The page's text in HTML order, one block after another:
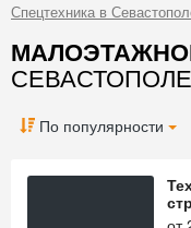
Спецтехника в
СЕВАСТОПОЛЕ
По популярности